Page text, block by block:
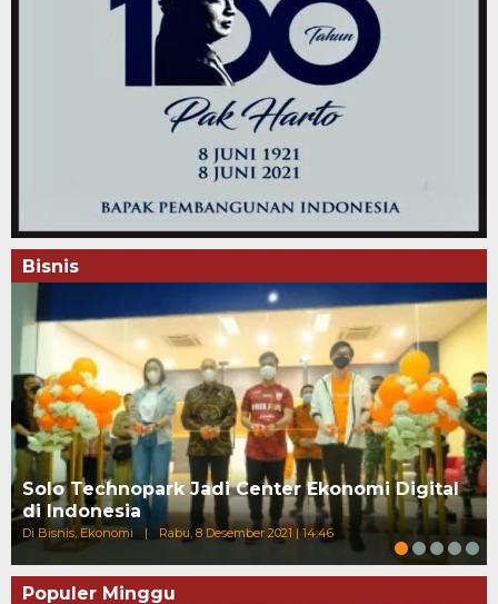
Bisnis
Solo Technopark Jadi Center Ekonomi Digital
di Indonesia
Di Bisnis, Ekonomi | Rabu, 8 Desember 2021 | 14:46
Populer Minggu